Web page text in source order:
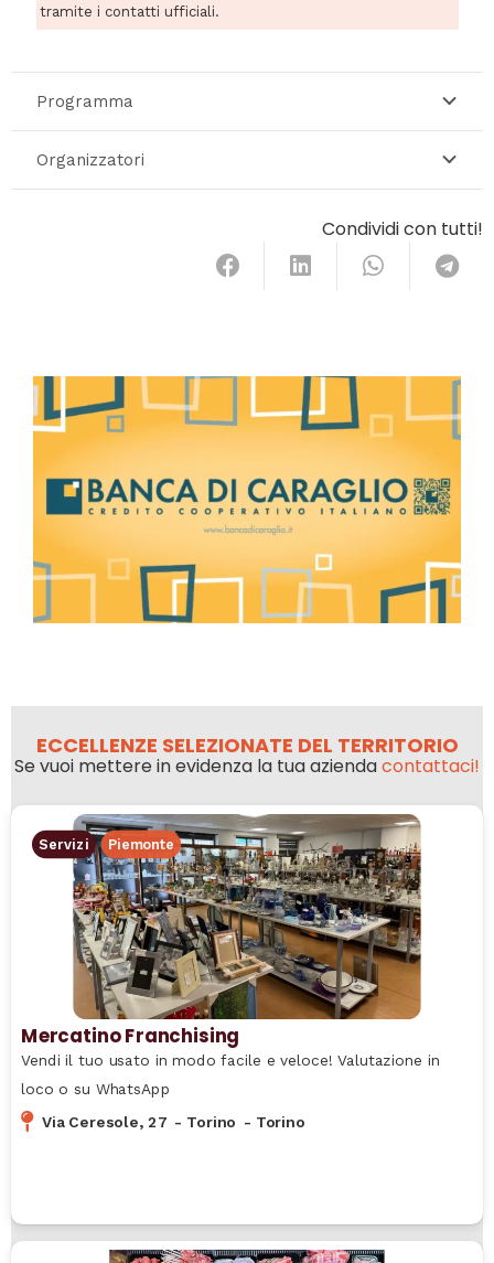
tramite i contatti ufficiali.
Programma
Organizzatori
Condividi con tutti!
ECCELLENZE SELEZIONATE DEL TERRITORIO
Se vuoi mettere in evidenza la tua aziendacontattaci!
Servizi Piemonte
Mercatino Franchising
Vendi il tuo usato in modo facile e veloce! Valutazione in
loco o su WhatsApp
Via Ceresole, 27 - Torino - Torino